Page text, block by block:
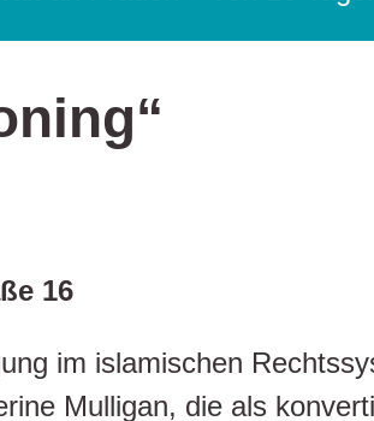
16
im islamischen
Mulligan, die als